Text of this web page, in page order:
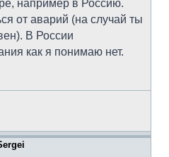
например в Россию.
от аварий (на случай ты
В России
как я понимаю нет.